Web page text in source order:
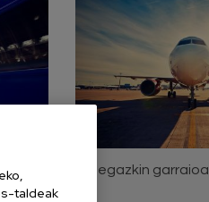
Hegazkin garraioa
taldeak